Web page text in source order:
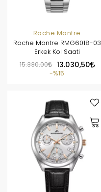
Roche Montre
Roche Montre RMG6018-03
Erkek Kol Saati
15.330,00
13.030,50
%15